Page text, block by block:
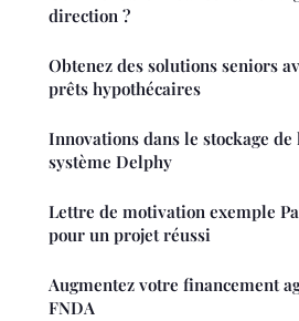
direction ?
Obtenez des solutions seniors
prêts hypothécaires
Innovations dans le stockage
système Delphy
Lettre de motivation exemple
pour un projet réussi
Augmentez votre financement
FNDA